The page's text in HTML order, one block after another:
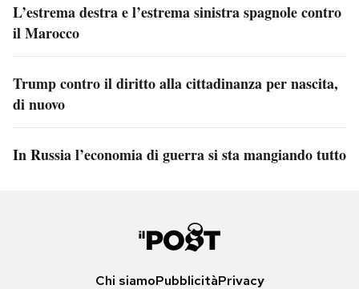
L’estrema destra e l’estrema sinistra spagnole contro
il Marocco
Trump contro il diritto alla cittadinanza per nascita,
di nuovo
In Russia l’economia di guerra si sta mangiando tutto
Chi siamoPubblicitàPrivacy